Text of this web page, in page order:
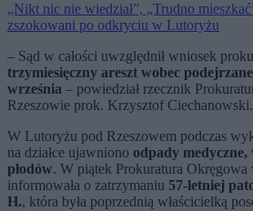
„Nikt nic nie wiedział”, „Trudno
zszokowani po odkryciu w Lutoryżu
– Sąd w całości uwzględnił wniosek
trzymiesięczny areszt wobec
września – powiedział rzecznik
Rzeszowie prok. Krzysztof Ciechanowski.
W Lutoryżu pod Rzeszowem podczas
na działce ujawniono odpady
płodów. W piątek Prokuratura Okręgowa
informowała o zatrzymaniu 57-letniej
H., która była poprzednią właścicielką